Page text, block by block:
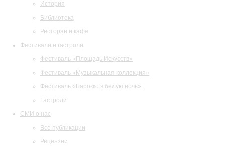
История
Библиотека
Ресторан и кафе
Фестивали и гастроли
Фестиваль «Площадь Искусств»
Фестиваль «Музыкальная коллекция»
Фестиваль «Барокко в белую ночь»
Гастроли
СМИ о нас
Все публикации
Рецензии